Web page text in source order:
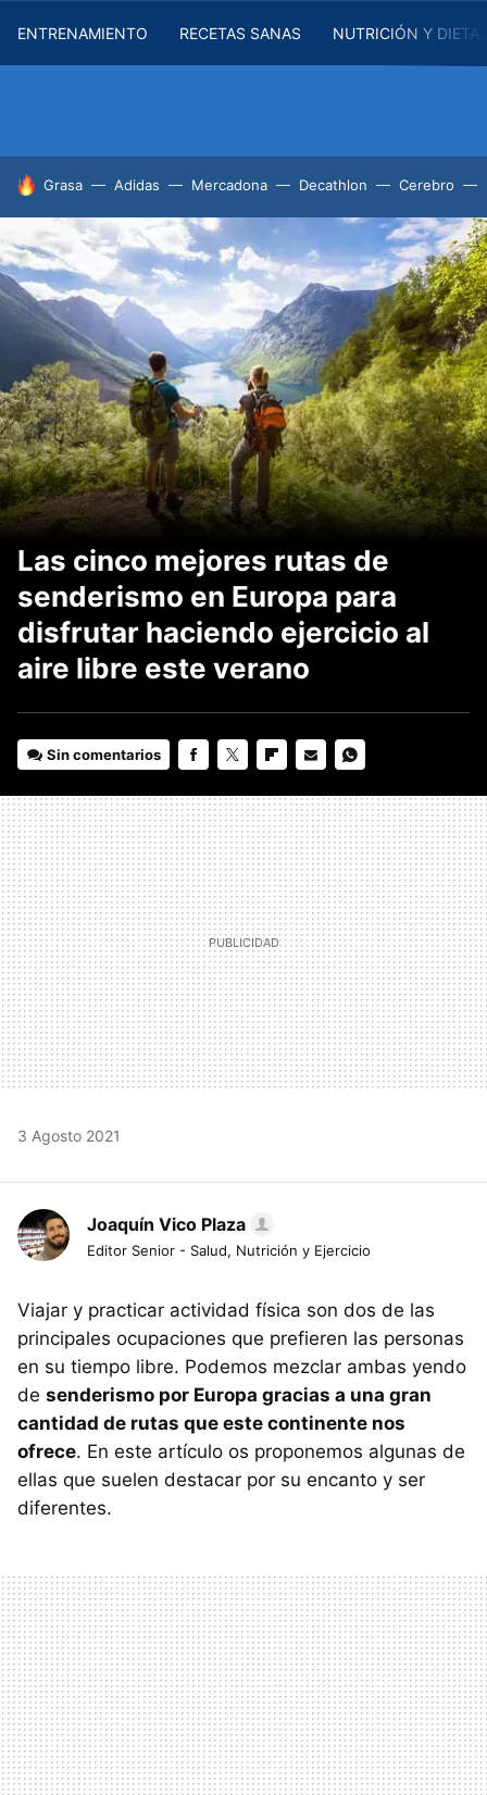
ENTRENAMIENTO RECETAS SANAS NUTRICIÓN Y
HOY SE HABLA DE
Grasa Adidas Mercadona Decathlon Cerebro
Las cinco mejores rutas de
senderismo en Europa para
disfrutar haciendo ejercicio al
aire libre este verano
Sin comentarios
MAIL
3 Agosto 2021
Joaquín Vico Plaza
Editor Senior - Salud, Nutrición y Ejercicio
Viajar y practicar actividad física son dos de las
principales ocupaciones que prefieren las personas
en su tiempo libre. Podemos mezclar ambas yendo
de senderismo por Europa gracias a una gran
cantidad de rutas que este continente nos
ofrece. En este artículo os proponemos algunas de
ellas que suelen destacar por su encanto y ser
diferentes.